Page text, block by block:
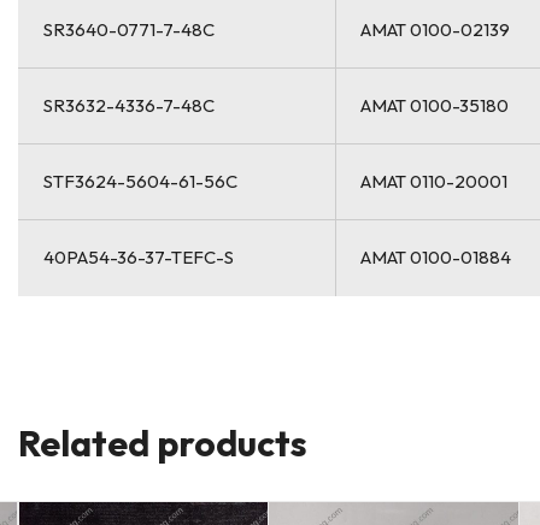
SR3640-0771-7-48C AMAT 0100-02139
SR3632-4336-7-48C AMAT 0100-35180
STF3624-5604-61-56C AMAT 0110-20001
40PA54-36-37-TEFC-S AMAT 0100-01884
Related products